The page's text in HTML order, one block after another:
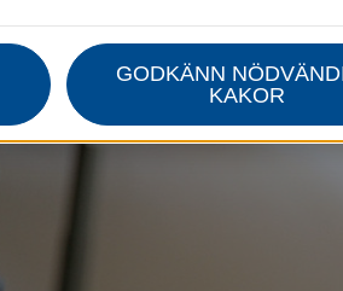
GODKÄNN
KAKOR